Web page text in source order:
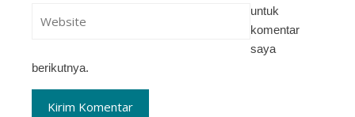
untuk
komentar
saya
berikutnya.